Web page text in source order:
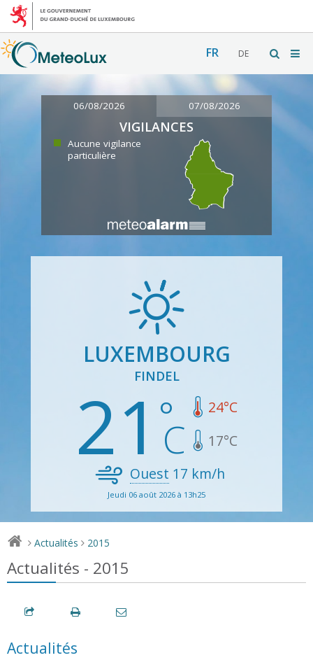
FR DE
06/08/2026 07/08/2026
VIGILANCES
Aucune vigilance
particulière
LUXEMBOURG
FINDEL
21 24°C
17°C
Ouest 17 km/h
Jeudi 06 août 2026 à 13h25
> Actualités > 2015
Actualités - 2015
Actualités